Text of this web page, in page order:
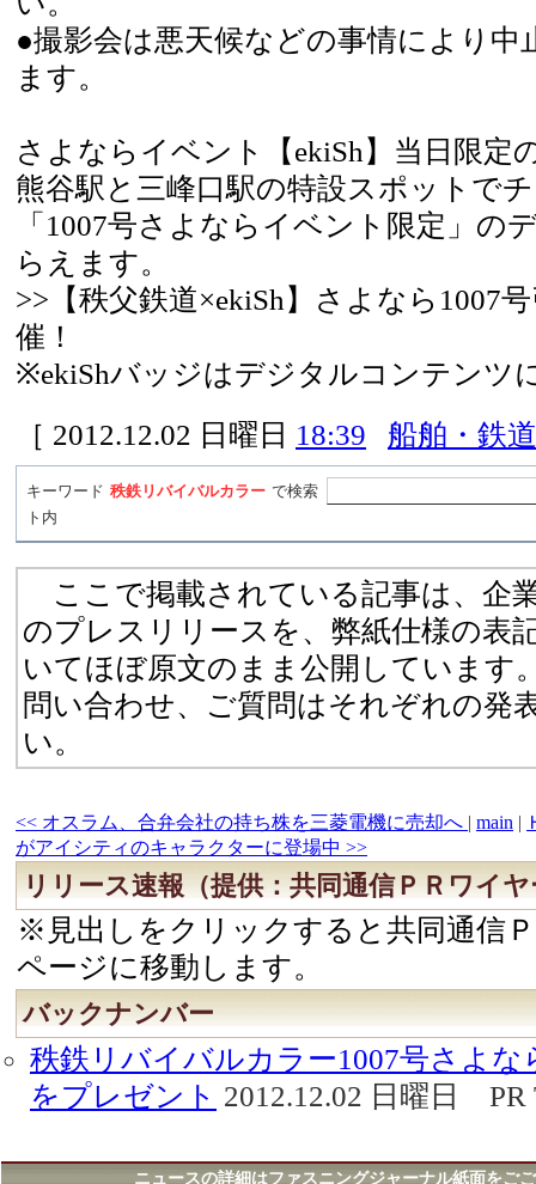
●撮影会は悪天候などの事情により中
ます。
さよならイベント【ekiSh】当日限定
熊谷駅と三峰口駅の特設スポットで
「1007号さよならイベント限定」の
らえます。
>>【秩父鉄道×ekiSh】さよなら1007
催！
※ekiShバッジはデジタルコンテンツ
［ 2012.12.02 日曜日 18:39 船舶・鉄道
キーワード 秩鉄リバイバルカラー で検索
ト内
ここで掲載されている記事は、企
のプレスリリースを、弊紙仕様の表
いてほぼ原文のまま公開しています
問い合わせ、ご質問はそれぞれの発
い。
<< オスラム、合弁会社の持ち株を三菱電機に売却へ | main |
がアイシティのキャラクターに登場中 >>
リリース速報（提供：共同通信ＰＲワイヤ
※見出しをクリックすると共同通信
ページに移動します。
バックナンバー
秩鉄リバイバルカラー1007号さよな
をプレゼント 2012.12.02 日曜日 PR
ニュースの詳細はファスニングジャーナル紙面をご